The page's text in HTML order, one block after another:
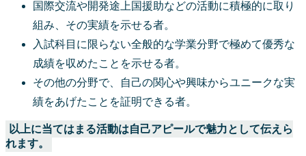
国際交流や開発途上国援助などの活動に積極的に取り
組み、その実績を示せる者。
入試科目に限らない全般的な学業分野で極めて優秀な
成績を収めたことを示せる者。
その他の分野で、自己の関心や興味からユニークな実
績をあげたことを証明できる者。
以上に当てはまる活動は自己アピールで魅力として伝えら
れます。